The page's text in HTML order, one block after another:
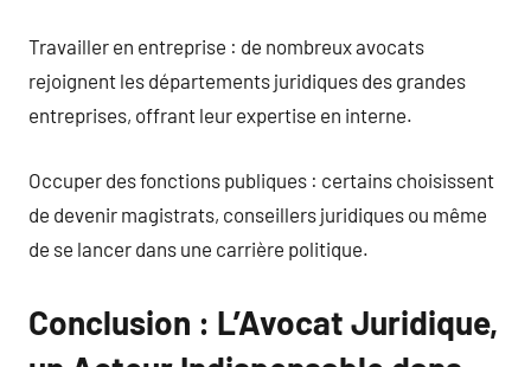
Travailler en entreprise : de nombreux avocats
rejoignent les départements juridiques des grandes
entreprises, offrant leur expertise en interne.
Occuper des fonctions publiques : certains choisissent
de devenir magistrats, conseillers juridiques ou même
de se lancer dans une carrière politique.
Conclusion : L’Avocat Juridique,